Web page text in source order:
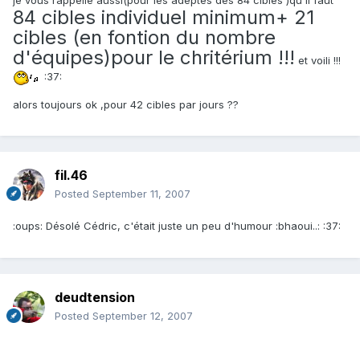
84 cibles individuel minimum+ 21
cibles (en fontion du nombre
d'équipes)pour le chritérium !!! et voili !!!
:37:
alors toujours ok ,pour 42 cibles par jours ??
fil.46
Posted September 11, 2007
:oups: Désolé Cédric, c'était juste un peu d'humour :bhaoui..: :37:
deudtension
Posted September 12, 2007